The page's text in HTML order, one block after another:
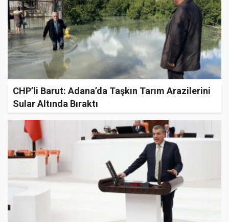
CHP’li Barut: Adana’da Taşkın Tarım Arazilerini
Sular Altında Bıraktı